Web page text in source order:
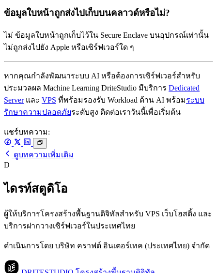
ข้อมูลใบหน้าถูกส่งไปเก็บบนคลาวด์หรือไม่?
ไม่ ข้อมูลใบหน้าถูกเก็บไว้ใน Secure Enclave บนอุปกรณ์เท่านั้น
ไม่ถูกส่งไปยัง Apple หรือเซิร์ฟเวอร์ใด ๆ
หากคุณกำลังพัฒนาระบบ AI หรือต้องการเซิร์ฟเวอร์สำหรับ
ประมวลผล Machine Learning DriteStudio มีบริการ Dedicated
Serverและ VPS ที่พร้อมรองรับ Workload ด้าน AI พร้อมระบบ
รักษาความปลอดภัยระดับสูง ติดต่อเราวันนี้เพื่อเริ่มต้น
แชร์บทความ:
ดูบทความเพิ่มเติม
D
ไดรท์สตูดิโอ
ผู้ให้บริการโครงสร้างพื้นฐานดิจิทัลสำหรับ VPS เว็บโฮสติ้ง และ
บริการฝากวางเซิร์ฟเวอร์ในประเทศไทย
ดำเนินการโดย บริษัท คราฟต์ อินเตอร์เทค (ประเทศไทย) จำกัด